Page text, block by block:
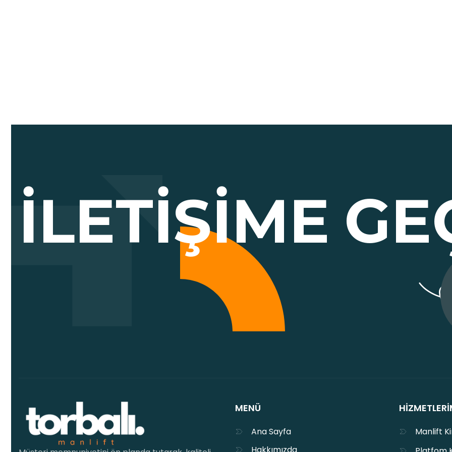
İLETIŞIME
MENÜ
Ana Sayfa
Hakkımızda
Manlift